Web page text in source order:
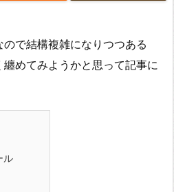
で結構複雑になりつつある
めてみようかと思って記事に
ル